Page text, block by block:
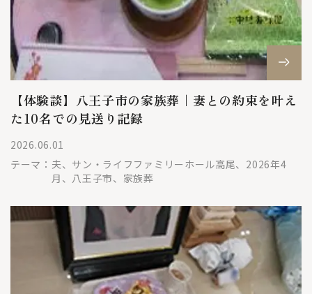
【体験談】八王子市の家族葬｜妻との約束を叶え
た10名での見送り記録
2026.06.01
テーマ： 夫、サン・ライフファミリーホール高尾、2026年4
月、八王子市、家族葬